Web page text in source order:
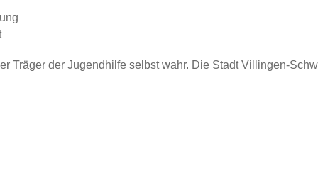
Träger der Jugendhilfe selbst wahr. Die Stadt Villingen-